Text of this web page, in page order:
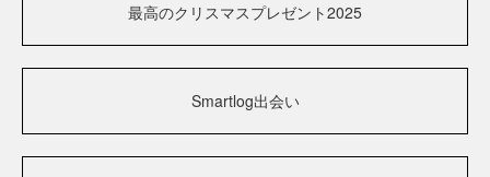
最高のクリスマスプレゼント2025
Smartlog出会い